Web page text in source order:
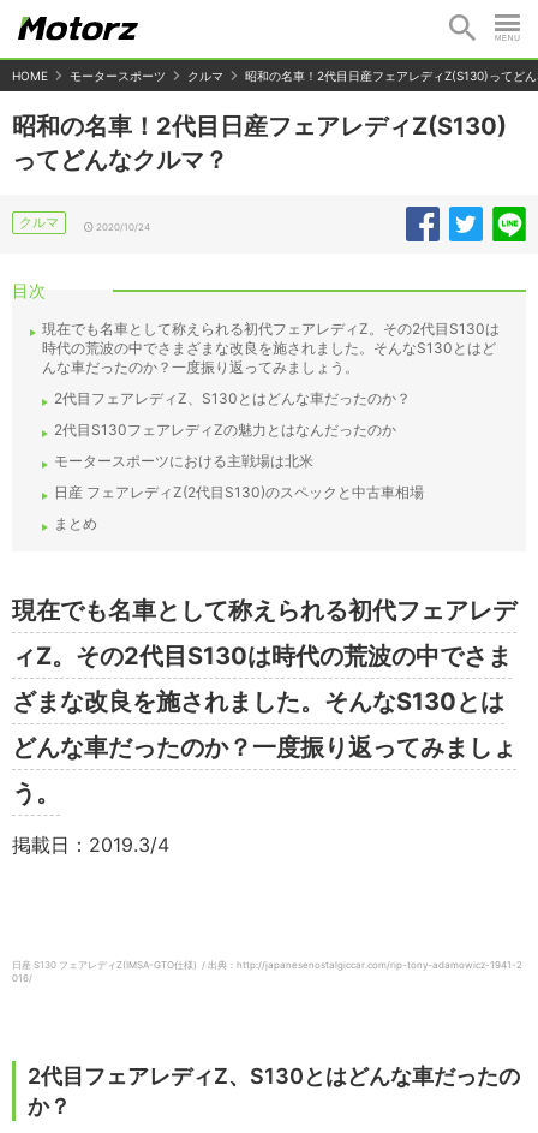
HOME モータースポーツ クルマ 昭和の名車！2代目日産フェアレディZ(S130)ってど
昭和の名車！2代目日産フェアレディZ(S130)
ってどんなクルマ？
クルマ 2020/10/24
目次
現在でも名車として称えられる初代フェアレディZ。その2代目S130は
時代の荒波の中でさまざまな改良を施されました。そんなS130とはど
んな車だったのか？一度振り返ってみましょう。
2代目フェアレディZ、S130とはどんな車だったのか？
2代目S130フェアレディZの魅力とはなんだったのか
モータースポーツにおける主戦場は北米
日産 フェアレディZ(2代目S130)のスペックと中古車相場
まとめ
現在でも名車として称えられる初代フェアレデ
ィZ。その2代目S130は時代の荒波の中でさま
ざまな改良を施されました。そんなS130とは
どんな車だったのか？一度振り返ってみましょ
う。
掲載日：2019.3/4
日産 S130 フェアレディZ(IMSA-GTO仕様) / 出典：http://japanesenostalgiccar.com/rip-tony-adamowicz-1941-2
016/
2代目フェアレディZ、S130とはどんな車だったの
か？